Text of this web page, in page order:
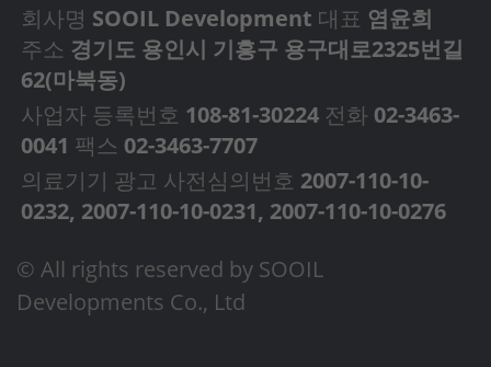
회사명 SOOIL Development 대표 염윤희
주소 경기도 용인시 기흥구 용구대로2325번길
62(마북동)
사업자 등록번호 108-81-30224 전화 02-3463-
0041 팩스 02-3463-7707
의료기기 광고 사전심의번호 2007-110-10-
0232, 2007-110-10-0231, 2007-110-10-0276
© All rights reserved by SOOIL
Developments Co., Ltd